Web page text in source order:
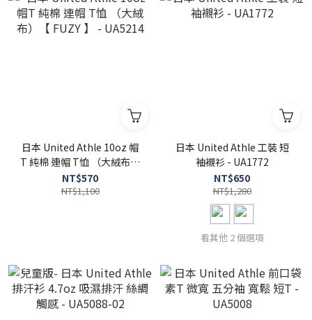
日本 United Athle 10oz 帽
T 純棉 連帽 T恤 （大絨布）
【 FUZY 】 - UA5214
NT$570
NT$1,100
日本 United Athle 工裝 短
袖襯衫 - UA1772
NT$650
NT$1,280
看其他 2 個選項